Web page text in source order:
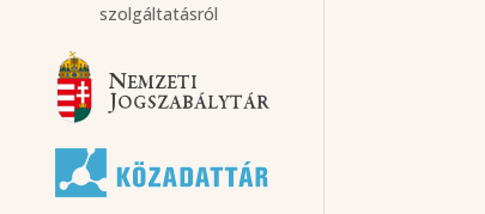
szolgáltatásról